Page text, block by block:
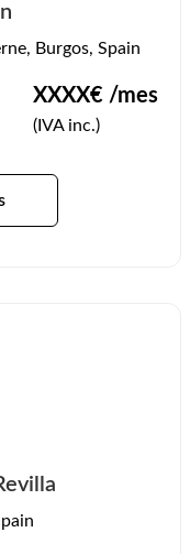
Burgos, Spain
XXXX€ /mes
(IVA inc.)